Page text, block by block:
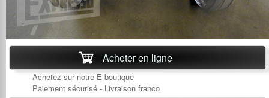
Acheter en ligne
Achetez sur notre E-boutique
Paiement sécurisé - Livraison franco